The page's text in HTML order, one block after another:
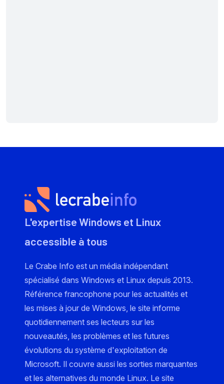
L'expertise Windows et Linux
accessible à tous
Le Crabe Info est un média indépendant
spécialisé dans Windows et Linux depuis 2013.
Référence francophone pour les actualités et
les mises à jour de Windows, le site informe
quotidiennement ses lecteurs sur les
nouveautés, les problèmes et les futures
évolutions du système d'exploitation de
Microsoft. Il couvre aussi les sorties marquantes
et les alternatives du monde Linux. Le site